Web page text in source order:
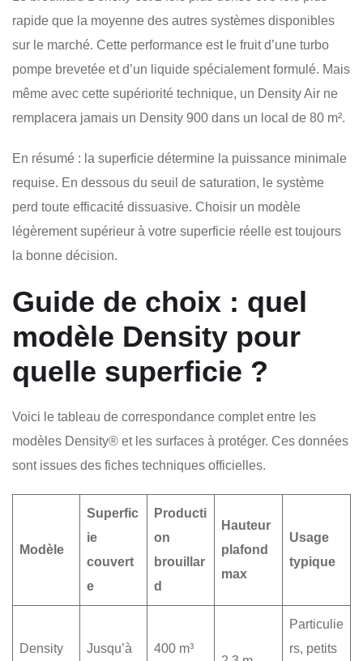
rapide que la moyenne des autres systèmes disponibles
sur le marché. Cette performance est le fruit d’une turbo
pompe brevetée et d’un liquide spécialement formulé. Mais
même avec cette supériorité technique, un Density Air ne
remplacera jamais un Density 900 dans un local de 80 m².
En résumé : la superficie détermine la puissance minimale
requise. En dessous du seuil de saturation, le système
perd toute efficacité dissuasive. Choisir un modèle
légèrement supérieur à votre superficie réelle est toujours
la bonne décision.
Guide de choix : quel
modèle Density pour
quelle superficie ?
Voici le tableau de correspondance complet entre les
modèles Density® et les surfaces à protéger. Ces données
sont issues des fiches techniques officielles.
Modèle
Superfic
ie
couvert
e
Producti
on
brouillar
d
Hauteur
plafond
max
Usage
typique
Density Jusqu’à
400 m³
Particulie
rs, petits